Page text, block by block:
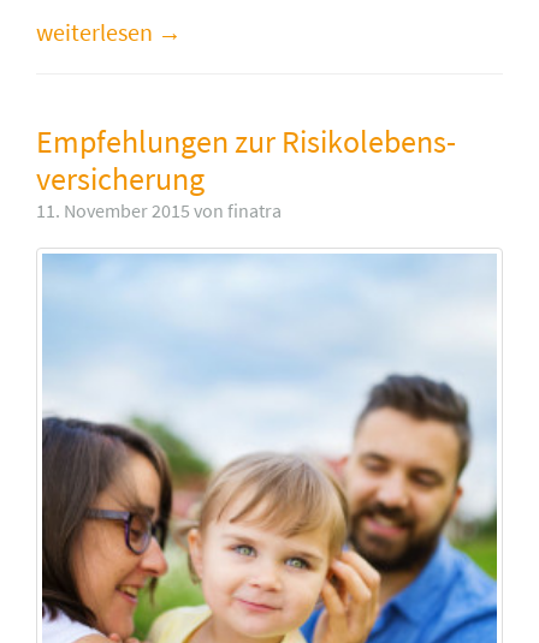
weiterlesen
Empfehlungen zur Risiko­lebens­
versicherung
11. November 2015 von finatra